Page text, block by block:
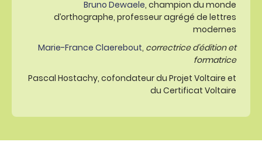
Bruno Dewaele, champion du monde
d’orthographe, professeur agrégé de lettres
modernes
Marie-France Claerebout, correctrice d’édition et
formatrice
Pascal Hostachy, cofondateur du Projet Voltaire et
du Certificat Voltaire